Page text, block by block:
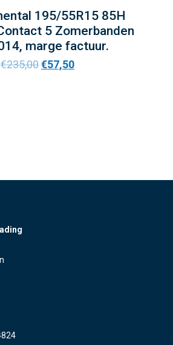
195/55R15 85H
5 Zomerbanden
marge factuur.
€235,00€57,50